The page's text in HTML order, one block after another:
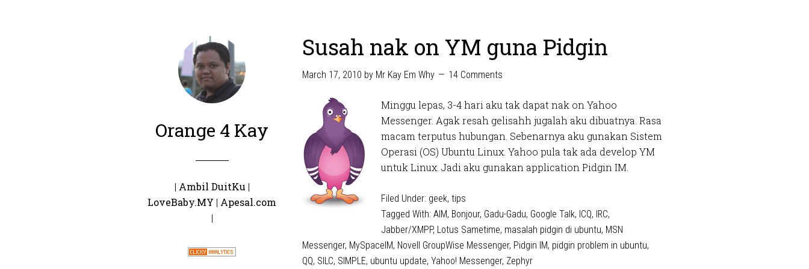
Orange 4 Kay
| Ambil DuitKu |
LoveBaby.MY | Apesal.com
|
Susah nak on YM guna Pidgin
March 17, 2010 by Mr Kay Em Why 14 Comments
Minggu lepas, 3-4 hari aku tak dapat nak on Yahoo
Messenger. Agak resah gelisahh jugalah aku dibuatnya. Rasa
macam terputus hubungan. Sebenarnya aku gunakan Sistem
Operasi (OS) Ubuntu Linux. Yahoo pula tak ada develop YM
untuk Linux. Jadi aku gunakan application Pidgin IM.
Filed Under: geek, tips
Tagged With: AIM, Bonjour, Gadu-Gadu, Google Talk, ICQ, IRC,
Jabber/XMPP, Lotus Sametime, masalah pidgin di ubuntu, MSN
Messenger, MySpaceIM, Novell GroupWise Messenger, Pidgin IM, pidgin problem in ubuntu,
QQ, SILC, SIMPLE, ubuntu update, Yahoo! Messenger, Zephyr